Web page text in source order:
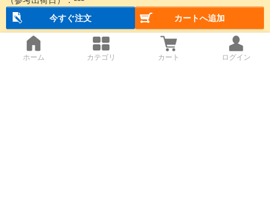
今すぐ注文
カートへ追加
ホーム カテゴリ カート ログイン